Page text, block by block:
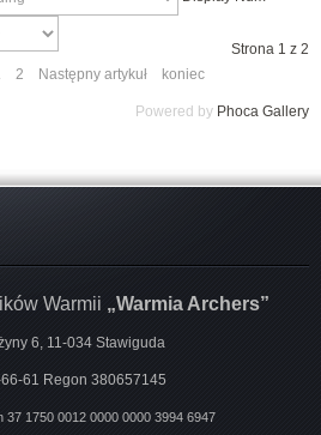
Strona 1 z 2
2 Następny artykuł koniec
Powered by Phoca Gallery
Warmii „Warmia Archers”
6, 11-034 Stawiguda
61 Regon 380657145
37 1750 0012 0000 0000 3994 6947